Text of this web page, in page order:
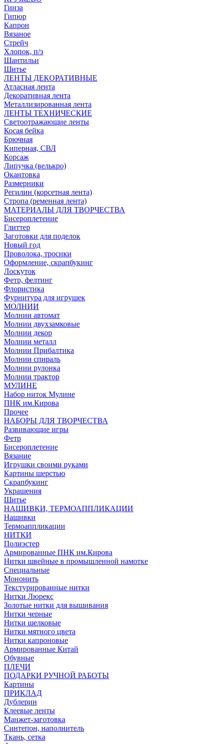
Гинза
Гипюр
Капрон
Вязаное
Стрейч
Хлопок, п/э
Шантильи
Шитье
ЛЕНТЫ ДЕКОРАТИВНЫЕ
Атласная лента
Декоративная лента
Металлизированная лента
ЛЕНТЫ ТЕХНИЧЕСКИЕ
Светоотражающие ленты
Косая бейка
Брючная
Киперная, СВЛ
Корсаж
Липучка (велькро)
Окантовка
Размерники
Регилин (корсетная лента)
Стропа (ременная лента)
МАТЕРИАЛЫ ДЛЯ ТВОРЧЕСТВА
Бисероплетение
Глиттер
Заготовки для поделок
Новый год
Проволока, тросики
Оформление, скрапбукинг
Лоскуток
Фетр, фелтинг
Флористика
Фурнитура для игрушек
МОЛНИИ
Молнии автомат
Молнии двухзамковые
Молнии декор
Молнии металл
Молнии Прибалтика
Молнии спираль
Молнии рулонка
Молнии трактор
МУЛИНЕ
Набор ниток Мулине
ПНК им.Кирова
Прочее
НАБОРЫ ДЛЯ ТВОРЧЕСТВА
Развивающие игры
Фетр
Бисероплетение
Вязание
Игрушки своими руками
Картины шерстью
Скрапбукинг
Украшения
Шитье
НАШИВКИ, ТЕРМОАППЛИКАЦИИ
Нашивки
Термоаппликации
НИТКИ
Полиэстер
Армированные ПНК им.Кирова
Нитки швейные в промышленной намотке
Специальные
Мононить
Текстурированные нитки
Нитки Люрекс
Золотые нитки для вышивания
Нитки черные
Нитки шелковые
Нитки мятного цвета
Нитки капроновые
Армированные Китай
Обувные
ПЛЕЧИ
ПОДАРКИ РУЧНОЙ РАБОТЫ
Картины
ПРИКЛАД
Дублерин
Клеевые ленты
Манжет-заготовка
Синтепон, наполнитель
Ткань, сетка